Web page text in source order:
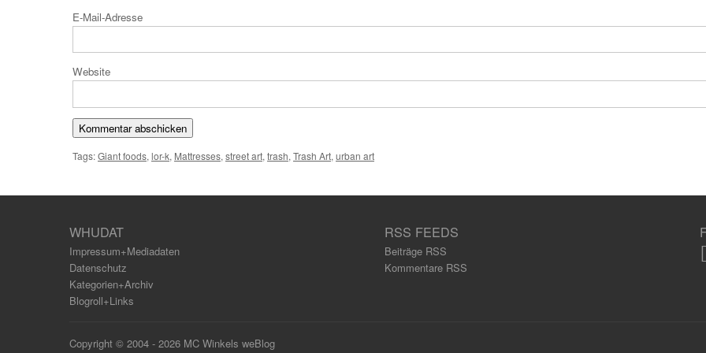
E-Mail-
Website
Tags:Giant foods, lor-k, Mattresses, street art, trash, Trash Art, urban art
WHUDAT
Impressum+Mediadaten
Datenschutz
Kategorien+Archiv
Blogroll+Links
RSS FEEDS
Beiträge RSS
Kommentare RSS
Copyright © 2004 - 2026 MC Winkels weBlog